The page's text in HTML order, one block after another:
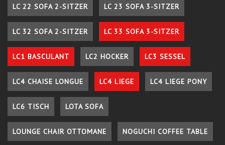
LC 22 SOFA 2-SITZER LC 23 SOFA 3-SITZER
LC 32 SOFA 2-SITZER LC 33 SOFA 3-SITZER
LC1 BASCULANT LC2 HOCKER LC3 SESSEL
LC4 CHAISE LONGUE LC4 LIEGE LC4 LIEGE PONY
LC6 TISCH LOTA SOFA
LOUNGE CHAIR OTTOMANE NOGUCHI COFFEE TABLE